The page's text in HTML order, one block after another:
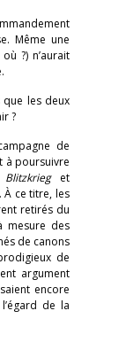
Même une
?) n’aurait
que les deux
?
de
à poursuivre
Blitzkrieget
À ce titre, les
retirés du
mesure des
de canons
de
argument
encore
de la